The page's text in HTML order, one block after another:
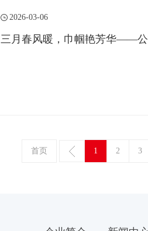
2026-03-06
三月春风暖，巾帼艳芳华——公
首页 1 2 3